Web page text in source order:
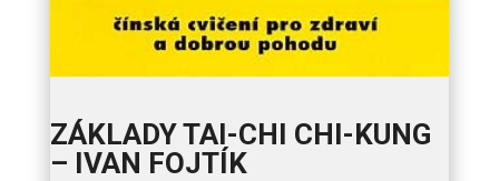
ZÁKLADY TAI-CHI CHI-KUNG
– IVAN FOJTÍK